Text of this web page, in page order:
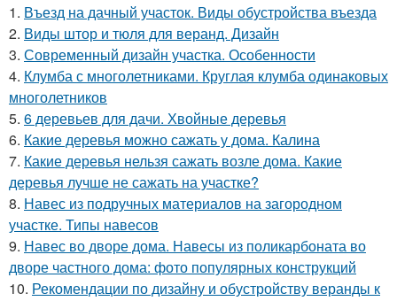
1. Въезд на дачный участок. Виды обустройства въезда
2. Виды штор и тюля для веранд. Дизайн
3. Современный дизайн участка. Особенности
4. Клумба с многолетниками. Круглая клумба одинаковых
многолетников
5. 6 деревьев для дачи. Хвойные деревья
6. Какие деревья можно сажать у дома. Калина
7. Какие деревья нельзя сажать возле дома. Какие
деревья лучше не сажать на участке?
8. Навес из подручных материалов на загородном
участке. Типы навесов
9. Навес во дворе дома. Навесы из поликарбоната во
дворе частного дома: фото популярных конструкций
10. Рекомендации по дизайну и обустройству веранды к